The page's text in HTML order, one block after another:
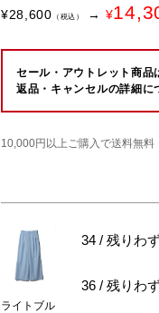
¥28,600 （税込） → ¥
セール・アウトレット商品
返品・キャンセルの詳細に
10,000円以上ご購入で送料無料
ライトブル
34 / 残りわ
36 / 残りわ